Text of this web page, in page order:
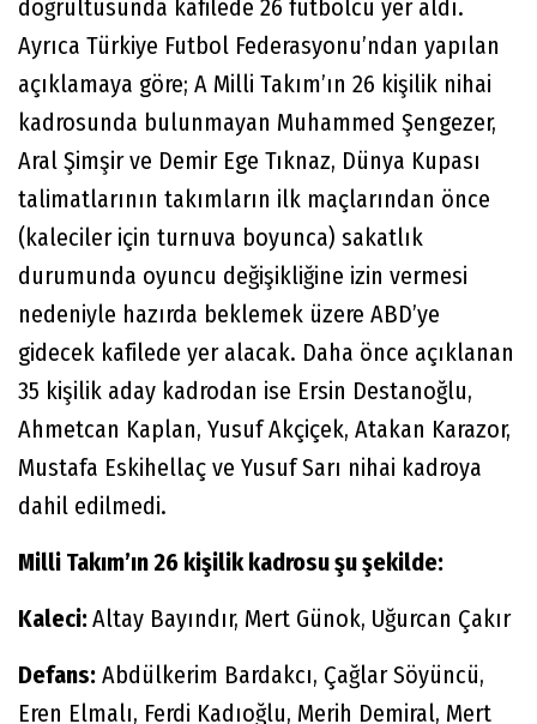
doğrultusunda kafilede 26 futbolcu yer aldı.
Ayrıca Türkiye Futbol Federasyonu’ndan yapılan
açıklamaya göre; A Milli Takım’ın 26 kişilik nihai
kadrosunda bulunmayan Muhammed Şengezer,
Aral Şimşir ve Demir Ege Tıknaz, Dünya Kupası
talimatlarının takımların ilk maçlarından önce
(kaleciler için turnuva boyunca) sakatlık
durumunda oyuncu değişikliğine izin vermesi
nedeniyle hazırda beklemek üzere ABD’ye
gidecek kafilede yer alacak. Daha önce açıklanan
35 kişilik aday kadrodan ise Ersin Destanoğlu,
Ahmetcan Kaplan, Yusuf Akçiçek, Atakan Karazor,
Mustafa Eskihellaç ve Yusuf Sarı nihai kadroya
dahil edilmedi.
Milli Takım’ın 26 kişilik kadrosu şu şekilde:
Kaleci:Altay Bayındır, Mert Günok, Uğurcan Çakır
Defans: Abdülkerim Bardakcı, Çağlar Söyüncü,
Eren Elmalı, Ferdi Kadıoğlu, Merih Demiral, Mert